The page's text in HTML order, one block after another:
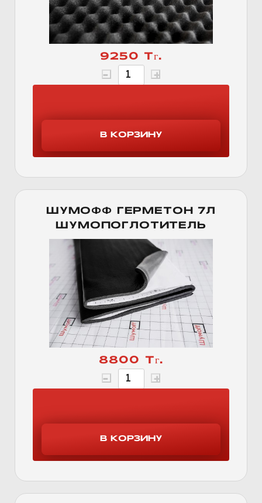
9250 Тг.
ШУМОФФ ГЕРМЕТОН 7Л
ШУМОПОГЛОТИТЕЛЬ
8800 Тг.